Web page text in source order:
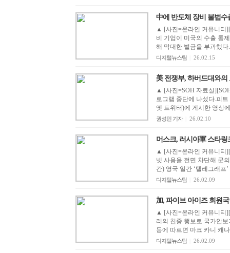
中에 반도체 장비 불법수
▲ [사진=온라인 커뮤니티
비 기업이 미국의 수출 통
해 막대한 벌금을 부과했다
디지털뉴스팀 26.02.15
美 전쟁부, 하버드대와의
▲ [사진=SOH 자료실
로그램 중단에 나섰다.피
옛 트위터)에 게시한 영상
권성민 기자 26.02.10
머스크, 러시아軍 스타링
▲ [사진=온라인 커뮤니티
넷 사용을 전면 차단해 군
간) 영국 일간 ‘텔레그래프
디지털뉴스팀 26.02.09
加, 파이브 아이즈 회원
▲ [사진=온라인 커뮤니티
리의 친중 행보로 국가안보가 위협받을 수 있다는
등에 따르면 마크 카니 캐
디지털뉴스팀 26.02.09